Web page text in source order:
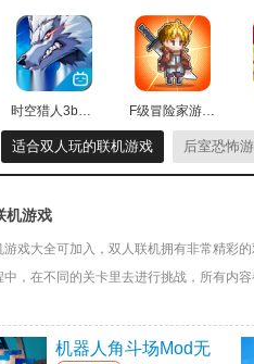
恢复它们。
可能会听到你的声音。
近你!它将是你逃跑的最佳盟友
中!但是空间有限。
密码等！
时空猎人3b站版 F级冒险家游戏最新版
适合双人玩的联机游戏 后室恐怖
机游戏
戏大全可加入，双人联机拥有非常精彩
，在不同的关卡里去进行挑战，所有内
机器人角斗场Mod无